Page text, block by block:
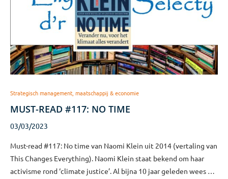
Strategisch management, maatschappij & economie
MUST-READ #117: NO TIME
03/03/2023
Must-read #117: No time van Naomi Klein uit 2014 (vertaling van
This Changes Everything). Naomi Klein staat bekend om haar
activisme rond ‘climate justice’. Al bijna 10 jaar geleden wees …